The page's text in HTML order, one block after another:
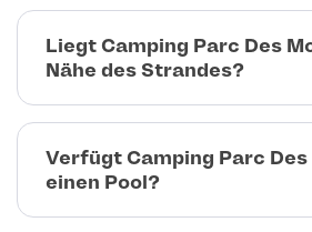
Liegt Camping Parc Des
Nähe des Strandes?
Verfügt Camping Parc
einen Pool?